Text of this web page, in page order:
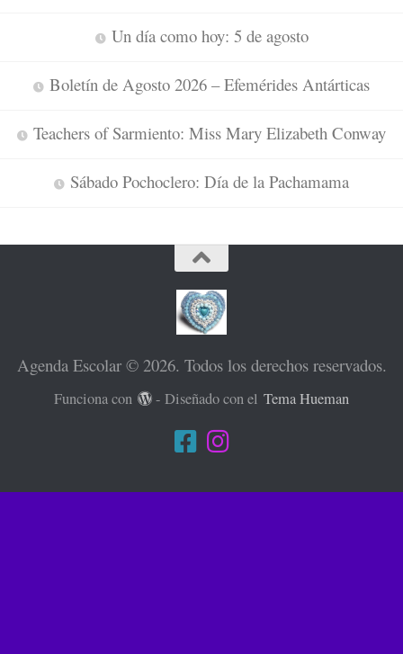
Un día como hoy: 5 de agosto
Boletín de Agosto 2026 – Efemérides Antárticas
Teachers of Sarmiento: Miss Mary Elizabeth Conway
Sábado Pochoclero: Día de la Pachamama
Agenda Escolar © 2026. Todos los derechos reservados.
Funciona con - Diseñado con elTema Hueman